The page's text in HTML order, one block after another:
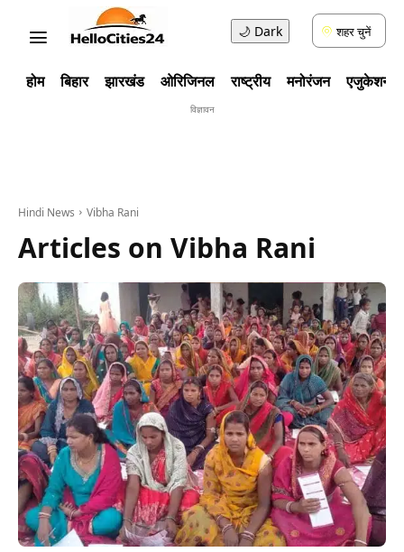
🌙 Dark शहर चुनें
होम बिहार झारखंड ओरिजिनल राष्ट्रीय मनोरंजन एजुकेशन
विज्ञावन
Hindi News Vibha Rani
Articles on Vibha Rani